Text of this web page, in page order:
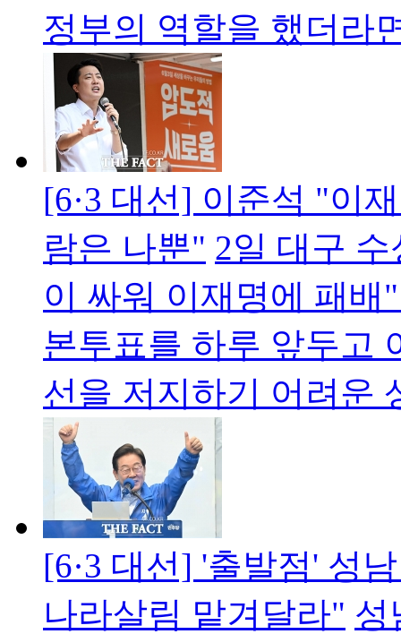
정부의 역할을 했더라
[6·3 대선] 이준석 "이
람은 나뿐" 2일 대구
이 싸워 이재명에 패
본투표를 하루 앞두고
선을 저지하기 어려운
[6·3 대선] '출발점' 성
나라살림 맡겨달라" 성